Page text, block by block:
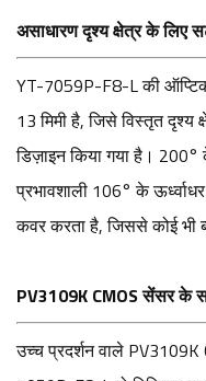
असाधारण दृश्य क्षेत्र के लिए
YT-7059P-F8-L की
13 मिमी है, जिसे विस्तृत दृश्य
डिज़ाइन किया गया है।
प्रभावशाली 106° के
कवर करता है, जिससे कोई भी
PV3109K CMOS सेंसर के
उच्च प्रदर्शन वाले